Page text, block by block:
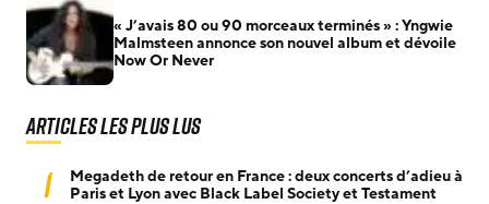
« J’avais 80 ou 90 morceaux terminés » : Yngwie
Malmsteen annonce son nouvel album et dévoile
Now Or Never
Articles les plus lus
1
Megadeth de retour en France : deux concerts d’adieu à
Paris et Lyon avec Black Label Society et Testament